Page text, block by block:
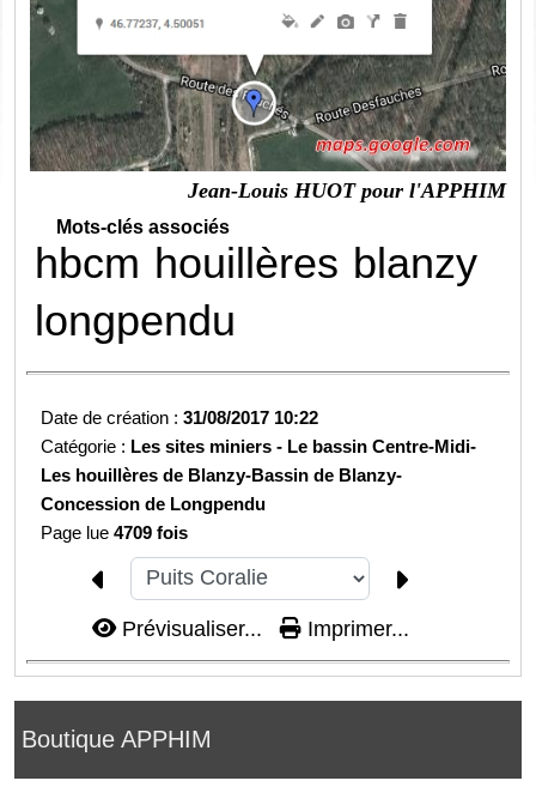
Boutique APPHIM
Jean-Louis HUOT pour l'APPHIM
Mots-clés associés
hbcm houillères blanzy
longpendu
Date de création :31/08/2017 10:22
Catégorie : Les sites miniers - Le bassin Centre-Midi-
Les houillères de Blanzy-Bassin de Blanzy-
Concession de Longpendu
Page lue4709 fois
Prévisualiser... Imprimer...